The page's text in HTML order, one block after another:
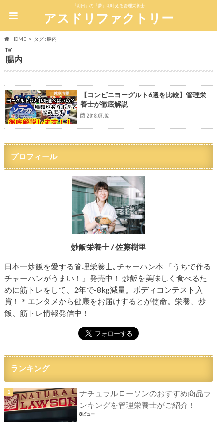
『明日』の『夢』を叶える管理栄養士
アスドリファクトリー
HOME タグ : 腸内
TAG
腸内
健康情報
【コンビニヨーグルト6選を比較】管理栄
養士が徹底解説
2018.07.02
プロフィール
炒飯栄養士 / 佐藤樹里
日本一炒飯を愛する管理栄養士｡チャーハン本 『うちで作る
チャーハンがうまい！』発売中！ 炒飯を美味しく食べるた
めに筋トレをして、2年で-8kg減量。ボディコンテスト入
賞！＊エンタメから健康をお届けするとが使命。栄養、炒
飯、筋トレ情報発信中！
ランキング
ナチュラルローソンのおすすめ商品ラ
ンキングを管理栄養士がご紹介！
8ビュー